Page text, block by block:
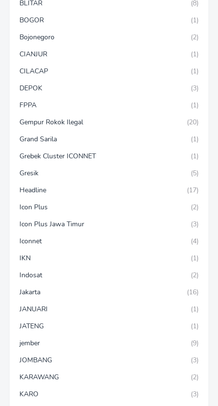
BLITAR
(8)
BOGOR
(1)
Bojonegoro
(2)
CIANJUR
(1)
CILACAP
(1)
DEPOK
(3)
FPPA
(1)
Gempur Rokok Ilegal
(20)
Grand Sarila
(1)
Grebek Cluster ICONNET
(1)
Gresik
(5)
Headline
(17)
Icon Plus
(2)
Icon Plus Jawa Timur
(3)
Iconnet
(4)
IKN
(1)
Indosat
(2)
Jakarta
(16)
JANUARI
(1)
JATENG
(1)
jember
(9)
JOMBANG
(3)
KARAWANG
(2)
KARO
(3)